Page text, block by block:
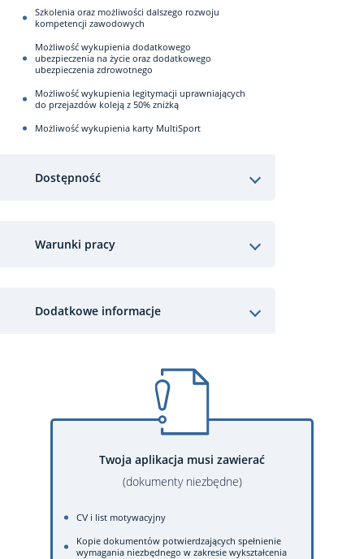
Szkolenia oraz możliwości dalszego rozwoju
kompetencji zawodowych
Możliwość wykupienia dodatkowego
ubezpieczenia na życie oraz dodatkowego
ubezpieczenia zdrowotnego
Możliwość wykupienia legitymacji uprawniających
do przejazdów koleją z 50% zniżką
Możliwość wykupienia karty MultiSport
Dostępność
Warunki pracy
Dodatkowe informacje
Twoja aplikacja musi zawierać
(dokumenty niezbędne)
CV i list motywacyjny
Kopie dokumentów potwierdzających spełnienie
wymagania niezbędnego w zakresie wykształcenia